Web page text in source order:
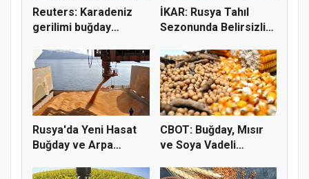
Reuters: Karadeniz
gerilimi buğday
İKAR: Rusya Tahıl
Sezonunda Belirsizlik
Rusya'da Yeni Hasat
Buğday ve Arpa
CBOT: Buğday, Mısır
ve Soya Vadeli